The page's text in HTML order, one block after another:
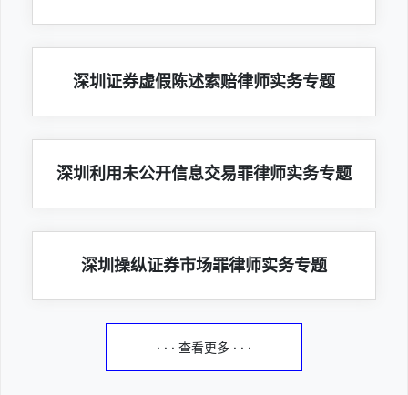
深圳证券虚假陈述索赔律师实务专题
深圳利用未公开信息交易罪律师实务专题
深圳操纵证券市场罪律师实务专题
· · · 查看更多 · · ·